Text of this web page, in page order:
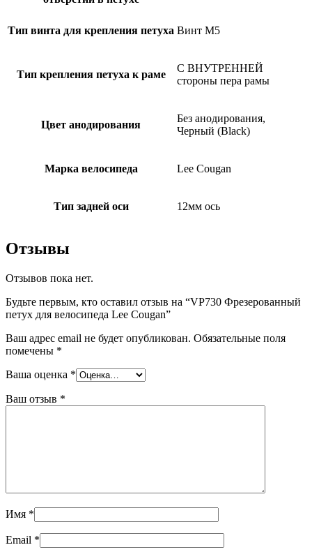
Тип винта для крепления петуха Винт M5
Тип крепления петуха к раме
С ВНУТРЕННЕЙ
стороны пера рамы
Цвет анодирования
Без анодирования,
Черный (Black)
Марка велосипеда Lee Cougan
Тип задней оси 12мм ось
Отзывы
Отзывов пока нет.
Будьте первым, кто оставил отзыв на “VP730 Фрезерованный
петух для велосипеда Lee Cougan”
Ваш адрес email не будет опубликован. Обязательные поля
помечены *
Ваша оценка *
Ваш отзыв *
Имя *
Email *